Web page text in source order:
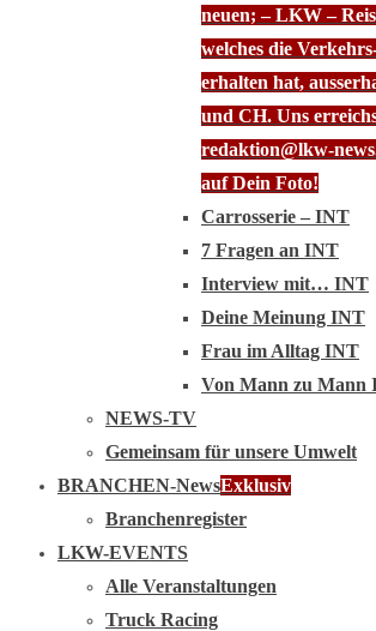
neuen; – LKW –
welches die
erhalten hat,
und CH. Uns
redaktion@lkw-
auf Dein Foto!
Carrosserie – INT
7 Fragen an INT
Interview mit… INT
Deine Meinung INT
Frau im Alltag INT
Von Mann zu Mann
NEWS-TV
Gemeinsam für unsere Umwelt
BRANCHEN-NewsExklusiv
Branchenregister
LKW-EVENTS
Alle Veranstaltungen
Truck Racing